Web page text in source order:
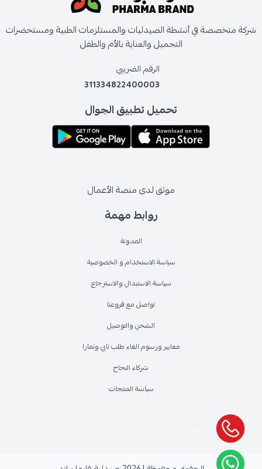
روابط مهمة
المدونة
سياسة الاستخدام و الخصوصية
سياسة الاستبدال والاسترجاع
تواصل مع فروعنا
الشحن والتوصيل
معايير ورسوم الغاء طلب تابي وتمارا
شركاء النجاح
سياسة المنتجات
شركة متخصصة في أنشطة الصيدليات والمستلزمات الطبية ومستحضرات
التجميل والعناية بالأم والطفل
الرقم الضريبي
311334822400003
تحميل تطبيق الجوال
موثق لدى منصة الأعمال